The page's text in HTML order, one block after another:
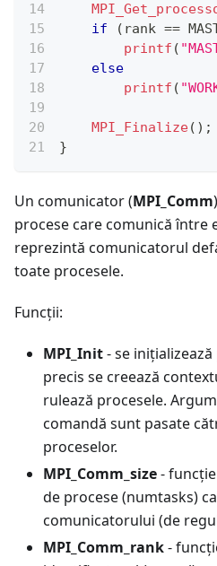
if
( rank ==
printf (
else
printf (
MPI_Finalize( ) ;
}
Un comunicator (MPI_Comm
procese care comunică între
reprezintă comunicatorul
toate procesele.
Funcții:
MPI_Init- se
precis se creează
rulează procesele.
comandă sunt pasate
proceselor.
MPI_Comm_size-
de procese (numtasks)
comunicatorului (de
MPI_Comm_rank-